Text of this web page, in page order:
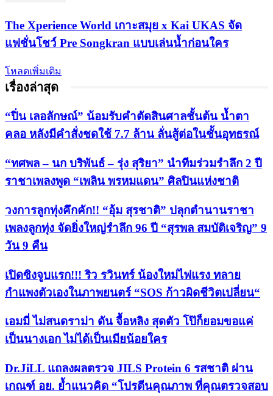
​The Xperience World เกาะสมุย x Kai UKAS จัด
แฟชั่นโชว์ Pre Songkran แบบเล่นน้ำก่อนใคร
โหลดเพิ่มเติม
เรื่องล่าสุด
“ปิ่น เลอลักษณ์” น้อมรับคำตัดสินศาลชั้นต้น น้ำตา
คลอ หลังมีคำสั่งชดใช้ 7.7 ล้าน ลั่นสู้ต่อในชั้นอุทธรณ์
“ทศพล – นก บริพันธ์ – รุ่ง สุริยา” นำทีมร่วมรำลึก 2 ปี
ราชาเพลงพูด “เพลิน พรหมแดน” ศิลปินแห่งชาติ
วงการลูกทุ่งคึกคัก!! “อุ้ม สุรชาติ” ปลุกตำนานราชา
เพลงลูกทุ่ง จัดยิ่งใหญ่รำลึก 96 ปี “สุรพล สมบัติเจริญ” 9
วัน 9 คืน
เปิดซิงจูบแรก!!! ริว รวินทร์ น้องใหม่ไฟแรง ทลาย
กำแพงตัวเองในภาพยนตร์ “SOS ก้าวผิดชีวิตเปลี่ยน“
เอมมี่ ไม่สนดราม่า ดัน จื้อหลิง สุดตัว โป๊ก็ยอมขอแค่
เป็นนางเอก ไม่ได้เป็นเมียน้อยใคร
Dr.JiLL แถลงผลตรวจ JILS Protein 6 รสชาติ ผ่าน
เกณฑ์ อย. ย้ำแนวคิด “โปรตีนคุณภาพ ที่คุณตรวจสอบ